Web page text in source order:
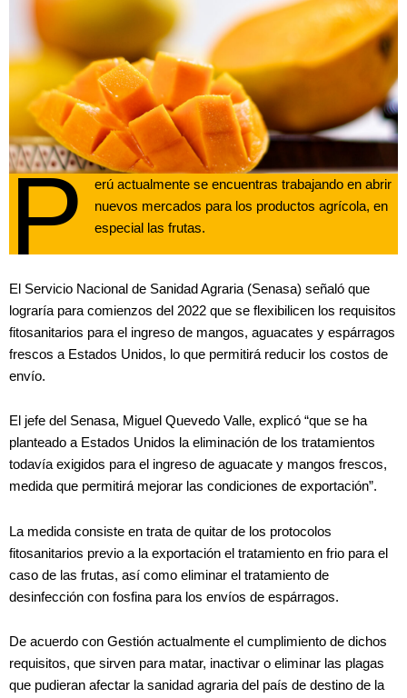
P
erú actualmente se encuentras trabajando en abrir
nuevos mercados para los productos agrícola, en
especial las frutas.
El Servicio Nacional de Sanidad Agraria (Senasa) señaló que
lograría para comienzos del 2022 que se flexibilicen los requisitos
fitosanitarios para el ingreso de mangos, aguacates y espárragos
frescos a Estados Unidos, lo que permitirá reducir los costos de
envío.
El jefe del Senasa, Miguel Quevedo Valle, explicó “que se ha
planteado a Estados Unidos la eliminación de los tratamientos
todavía exigidos para el ingreso de aguacate y mangos frescos,
medida que permitirá mejorar las condiciones de exportación”.
La medida consiste en trata de quitar de los protocolos
fitosanitarios previo a la exportación el tratamiento en frio para el
caso de las frutas, así como eliminar el tratamiento de
desinfección con fosfina para los envíos de espárragos.
De acuerdo con Gestión actualmente el cumplimiento de dichos
requisitos, que sirven para matar, inactivar o eliminar las plagas
que pudieran afectar la sanidad agraria del país de destino de la